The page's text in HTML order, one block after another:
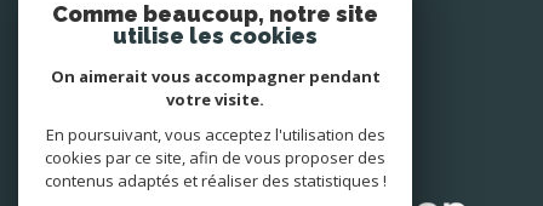
Avis
clients
Comme beaucoup, notre site
utilise les cookies
On aimerait vous accompagner pendant
votre visite.
En poursuivant, vous acceptez l'utilisation des
cookies par ce site, afin de vous proposer des
contenus adaptés et réaliser des statistiques !